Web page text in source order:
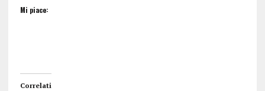
Mi piace:
Correlati